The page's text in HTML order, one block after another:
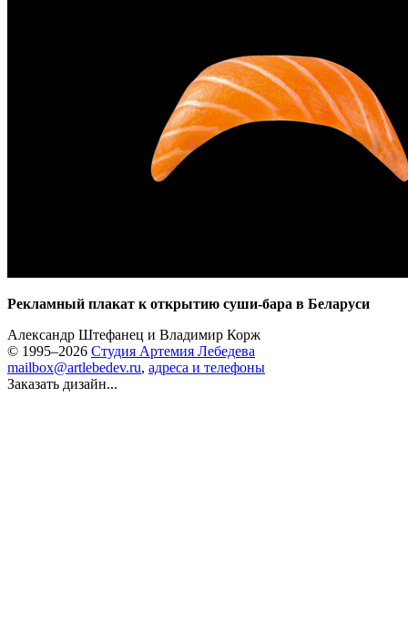
Рекламный плакат к открытию суши-бара в Беларуси
Александр Штефанец и Владимир Корж
© 1995–2026 Студия Артемия Лебедева
mailbox@artlebedev.ru, адреса и телефоны
Заказать дизайн...